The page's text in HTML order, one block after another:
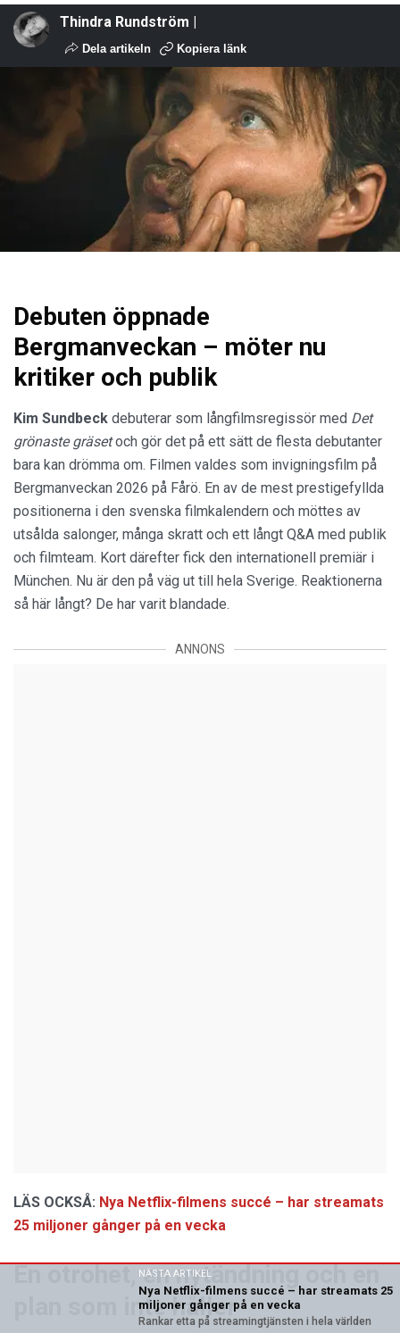
Thindra Rundström |
Dela artikeln Kopiera länk
Debuten öppnade
Bergmanveckan – möter nu
kritiker och publik
Kim Sundbeck debuterar som långfilmsregissör med Det
grönaste gräsetoch gör det på ett sätt de flesta debutanter
bara kan drömma om. Filmen valdes som invigningsfilm på
Bergmanveckan 2026 på Fårö. En av de mest prestigefyllda
positionerna i den svenska filmkalendern och möttes av
utsålda salonger, många skratt och ett långt Q&A med publik
och filmteam. Kort därefter fick den internationell premiär i
München. Nu är den på väg ut till hela Sverige. Reaktionerna
så här långt? De har varit blandade.
ANNONS
LÄS OCKSÅ: Nya Netflix-filmens succé – har streamats
25 miljoner gånger på en vecka
En otrohet, en nytändning och en
plan som inte håller
NÄSTA ARTIKEL
Nya Netflix-filmens succé – har streamats 25
miljoner gånger på en vecka
Rankar etta på streamingtjänsten i hela världen